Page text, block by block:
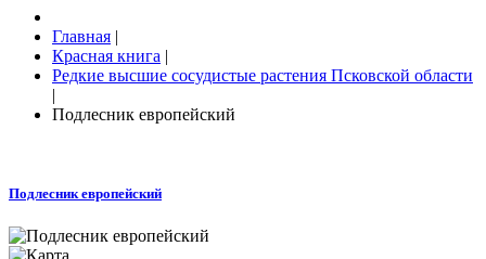
Главная |
Красная книга |
Редкие высшие сосудистые растения Псковской области
|
Подлесник европейский
Подлесник европейский